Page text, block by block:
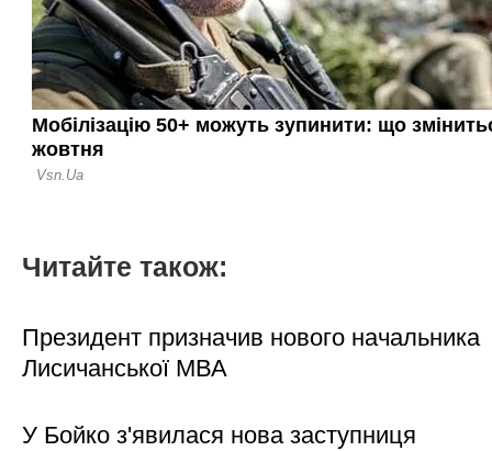
Читайте також:
Президент призначив нового начальника
Лисичанської МВА
У Бойко з'явилася нова заступниця